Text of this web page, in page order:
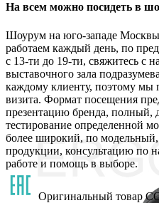
На всем можно посидеть в
Шоурум на юго-западе
работаем каждый день, по
с 13-ти до 19-ти, свяжитесь с
выставочного зала
каждому клиенту, поэтому мы
визита. Формат посещения
презентацию бренда, полный,
тестирование определенной
более широкий, по
продукции, консультацию по
работе и помощь в выборе.
Оригинальный товар